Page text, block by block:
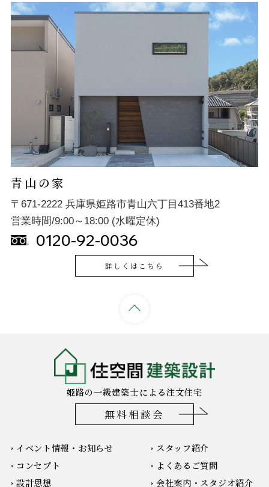
青山の家
〒671-2222 兵庫県姫路市青山六丁目413番地2
営業時間/9:00～18:00 (水曜定休)
0120-92-0036
詳しくはこちら
姫路の一級建築士による注文住宅
無料相談会
イベント情報・お知らせ
コンセプト
設計思想
スタッフ紹介
よくあるご質問
会社案内・スタジオ紹介